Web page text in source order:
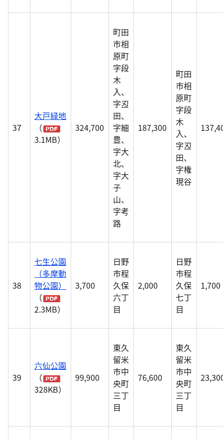
37
大戸緑地
（
3.1MB）
324,700
町田
市相
原町
字段
木
入、
字丒
田、
字細
豊、
字大
北、
字大
子
山、
字考
路
187,300
町田
市相
原町
字段
木
入、
字丒
田、
字権
現谷
38
七生公園
（多摩動
物公園）
（
2.3MB）
3,700
日野
市程
久保
六丁
目
2,000
日野
市程
久保
七丁
目
1,700
39
六仙公園
（
328KB）
99,900
東久
留米
市中
央町
三丁
目
76,600
東久
留米
市中
央町
三丁
目